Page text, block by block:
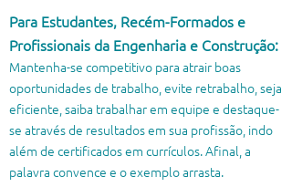
Para Estudantes, Recém-Formados e
Profissionais da Engenharia e Construção:
Mantenha-se competitivo para atrair boas
oportunidades de trabalho, evite retrabalho, seja
eficiente, saiba trabalhar em equipe e destaque-
se através de resultados em sua profissão, indo
além de certificados em currículos. Afinal, a
palavra convence e o exemplo arrasta.